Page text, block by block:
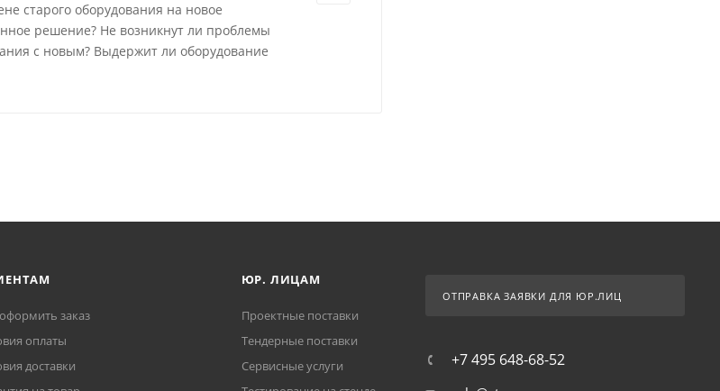
старого оборудования на новое
решение? Не возникнут ли проблемы
с новым? Выдержит ли оборудование
заказ
оплаты
доставки
ЮР. ЛИЦАМ
Проектные поставки
Тендерные поставки
Сервисные услуги
ОТПРАВКА ЗАЯВКИ ДЛЯ ЮР.ЛИЦ
+7 495 648-68-52